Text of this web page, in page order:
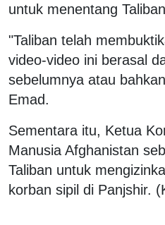
untuk menentang
"Taliban telah
video-video ini berasal
sebelumnya atau
Emad.
Sementara itu, Ketua
Manusia Afghanistan
Taliban untuk
korban sipil di Panjshir.